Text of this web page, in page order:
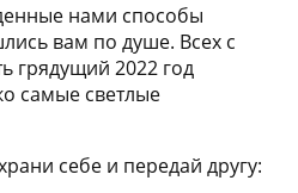
нами способы
вам по душе. Всех с
грядущий 2022 год
самые светлые
себе и передай другу: